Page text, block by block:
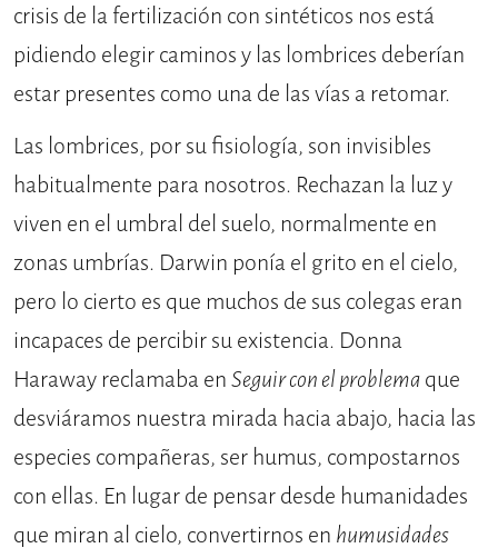
crisis de la fertilización con sintéticos nos está
pidiendo elegir caminos y las lombrices deberían
estar presentes como una de las vías a retomar.
Las lombrices, por su fisiología, son invisibles
habitualmente para nosotros. Rechazan la luz y
viven en el umbral del suelo, normalmente en
zonas umbrías. Darwin ponía el grito en el cielo,
pero lo cierto es que muchos de sus colegas eran
incapaces de percibir su existencia. Donna
Haraway reclamaba enSeguir con el problemaque
desviáramos nuestra mirada hacia abajo, hacia las
especies compañeras, ser humus, compostarnos
con ellas. En lugar de pensar desde humanidades
que miran al cielo, convertirnos en humusidades